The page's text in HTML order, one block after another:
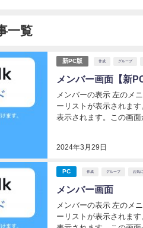
一覧
新PC版 作成 グループ
メンバー画面【新
2024年3月29日
メンバーの表示 左のメ
ーリストが表示されま
表示されます。この画
PC 作成 グループ お気
メンバー画面
メンバーの表示 左のメ
ーリストが表示されま